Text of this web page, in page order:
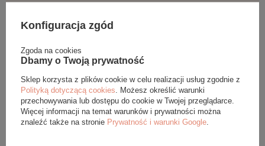
Odstąpienie od umowy
Zarejestruj się
Koszyk
Obserwowane
Historia transakcji
Newsletter
Konfiguracja zgód
Zgoda na cookies
Dbamy o Twoją prywatność
Sklep korzysta z plików cookie w celu realizacji usług zgodnie z
Polityką dotyczącą cookies . Możesz określić warunki
przechowywania lub dostępu do cookie w Twojej przeglądarce.
Więcej informacji na temat warunków i prywatności można
znaleźć także na stronie Prywatność i warunki Google